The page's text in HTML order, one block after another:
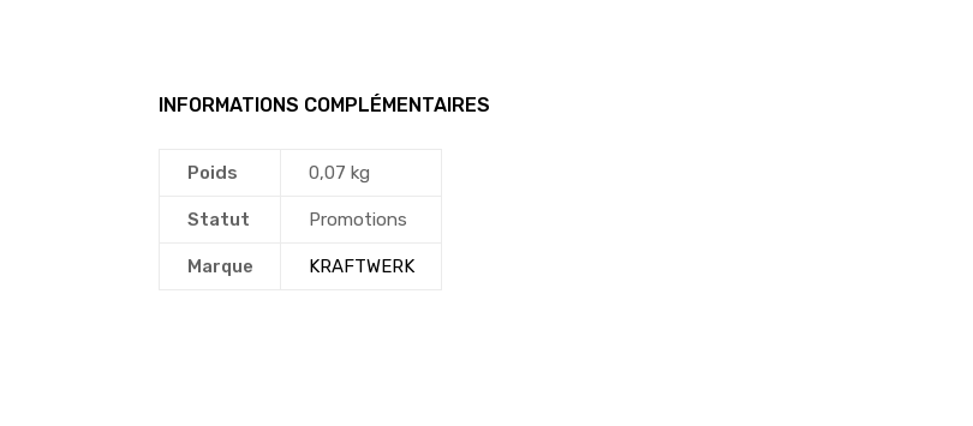
INFORMATIONS COMPLÉMENTAIRES
Poids 0,07 kg
Statut Promotions
Marque KRAFTWERK